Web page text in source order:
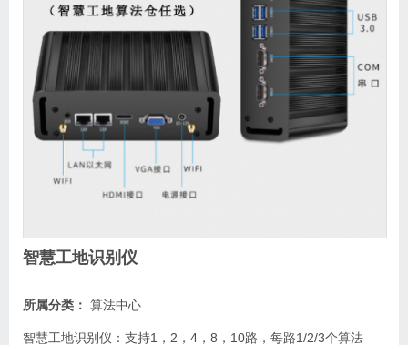
智慧工地识别仪
所属分类： 算法中心
智慧工地识别仪：支持1，2，4，8，10路，每路1/2/3个算法